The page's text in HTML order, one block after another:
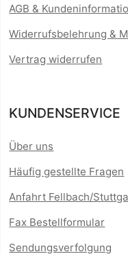
AGB &
Widerrufsbelehrung &
Vertrag widerrufen
KUNDENSERVICE
Über uns
Häufig gestellte Fragen
Anfahrt Fellbach/
Fax Bestellformular
Sendungsverfolgung